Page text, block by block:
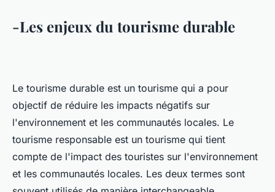
-Les enjeux du tourisme durable
Le tourisme durable est un tourisme qui a pour
objectif de réduire les impacts négatifs sur
l'environnement et les communautés locales. Le
tourisme responsable est un tourisme qui tient
compte de l'impact des touristes sur l'environnement
et les communautés locales. Les deux termes sont